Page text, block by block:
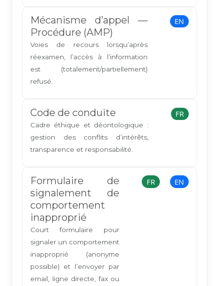
Mécanisme d’appel —
Procédure (AMP)
Voies de recours lorsqu’après
réexamen, l’accès à l’information
est (totalement/partiellement)
refusé.
EN
Code de conduite
Cadre éthique et déontologique :
gestion des conflits d’intérêts,
transparence et responsabilité.
FR
Formulaire de
signalement de
comportement
inapproprié
Court formulaire pour
signaler un comportement
inapproprié (anonyme
possible) et l’envoyer par
email, ligne directe, fax ou
FR EN